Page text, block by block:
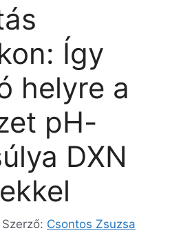
Így
helyre a
pH-
DXN
Szerző: Csontos Zsuzsa